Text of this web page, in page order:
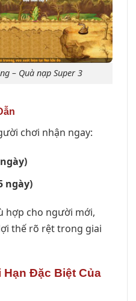
– Quà nạp Super 3
chơi nhận ngay:
ngày)
hợp cho người mới,
thế rõ rệt trong giai
Hạn Đặc Biệt Của